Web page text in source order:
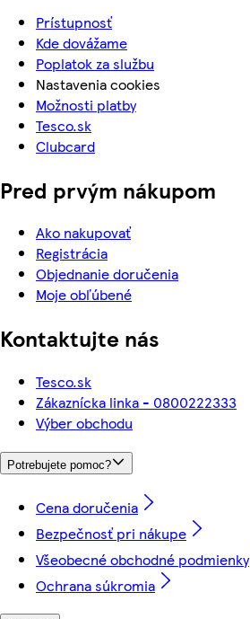
Prístupnosť
Kde dovážame
Poplatok za službu
Nastavenia cookies
Možnosti platby
Tesco.sk
Clubcard
Pred prvým nákupom
Ako nakupovať
Registrácia
Objednanie doručenia
Moje obľúbené
Kontaktujte nás
Tesco.sk
Zákaznícka linka - 0800222333
Výber obchodu
Potrebujete pomoc?
Cena doručenia
Bezpečnosť pri nákupe
Všeobecné obchodné podmienky
Ochrana súkromia